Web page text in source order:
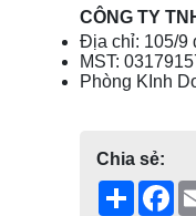
CÔNG TY
Địa chỉ: 105/9
MST:
Phòng KInh
Chia sẻ:
Share